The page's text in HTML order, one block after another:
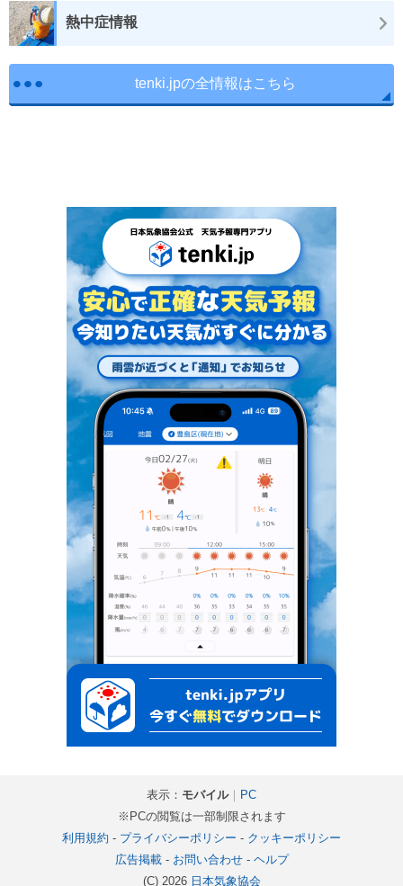
熱中症情報
tenki.jpの全情報はこちら
表示： モバイル｜
PC
※PCの閲覧は一部制限されます
利用規約 - プライバシーポリシー - クッキーポリシー
広告掲載- お問い合わせ- ヘルプ
(C) 2026 日本気象協会